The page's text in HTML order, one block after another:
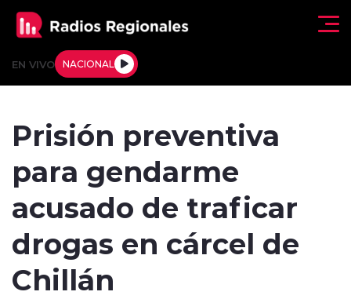
EN VIVO NACIONAL
Actualidad
Tendencias
Internacional
Prisión preventiva
para gendarme
acusado de traficar
drogas en cárcel de
Chillán